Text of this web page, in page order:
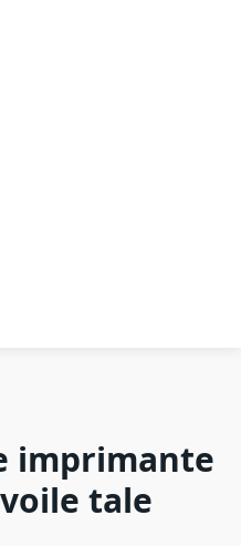
imprimante
tale